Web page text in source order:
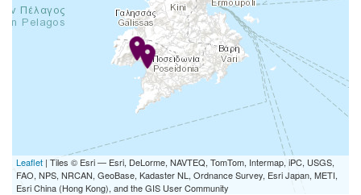
Leaflet | Tiles © Esri — Esri, DeLorme, NAVTEQ, TomTom, Intermap, iPC, USGS,
FAO, NPS, NRCAN, GeoBase, Kadaster NL, Ordnance Survey, Esri Japan, METI,
Esri China (Hong Kong), and the GIS User Community